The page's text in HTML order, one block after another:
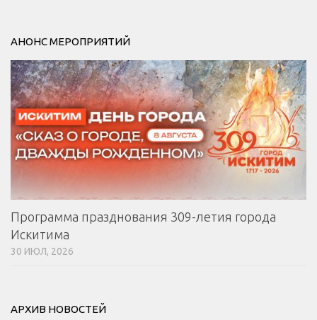
АНОНС МЕРОПРИЯТИЙ
Программа празднования 309-летия города
Искитима
30 ИЮЛ, 2026
АРХИВ НОВОСТЕЙ